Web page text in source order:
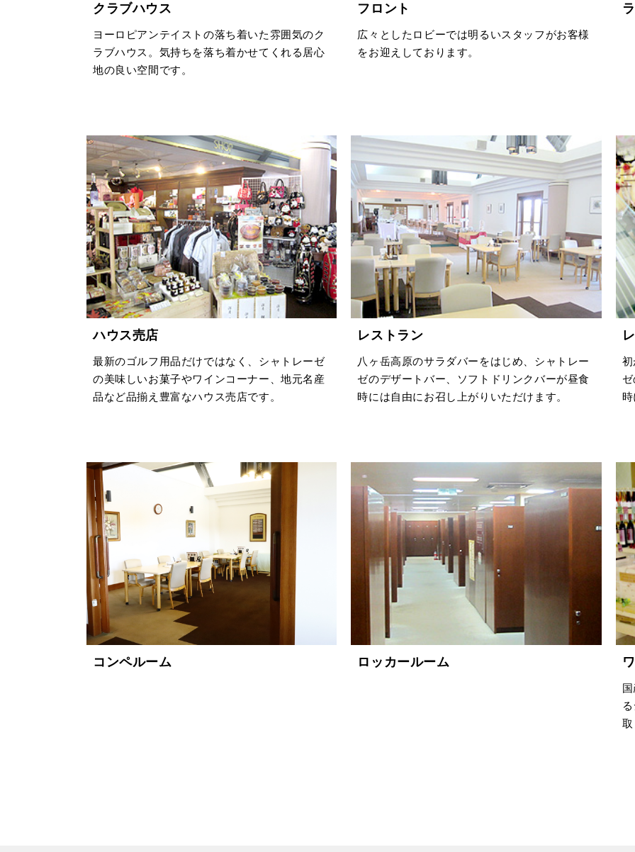
クラブハウス
ヨーロピアンテイストの落ち着いた雰囲気のク
ラブハウス。気持ちを落ち着かせてくれる居心
地の良い空間です。
フロント
広々としたロビーでは明るいスタッフがお客様
をお迎えしております。
ハウス売店
最新のゴルフ用品だけではなく、シャトレーゼ
の美味しいお菓子やワインコーナー、地元名産
品など品揃え豊富なハウス売店です。
レストラン
八ヶ岳高原のサラダバーをはじめ、シャトレー
ゼのデザートバー、ソフトドリンクバーが昼食
時には自由にお召し上がりいただけます。
コンペルーム ロッカールーム